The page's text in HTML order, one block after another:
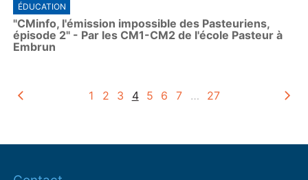
a
y
ÉDUCATION
"CMinfo, l'émission impossible des Pasteuriens,
épisode 2" - Par les CM1-CM2 de l'école Pasteur à
Embrun
1 2 3 4 5 6 7 … 27